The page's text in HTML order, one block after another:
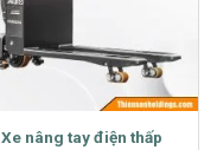
Xe nâng tay điện thấp